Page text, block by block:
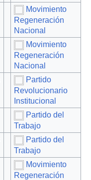
Movimiento
Regeneración
Nacional
Movimiento
Regeneración
Nacional
Partido
Revolucionario
Institucional
Partido del
Trabajo
Partido del
Trabajo
Movimiento
Regeneración